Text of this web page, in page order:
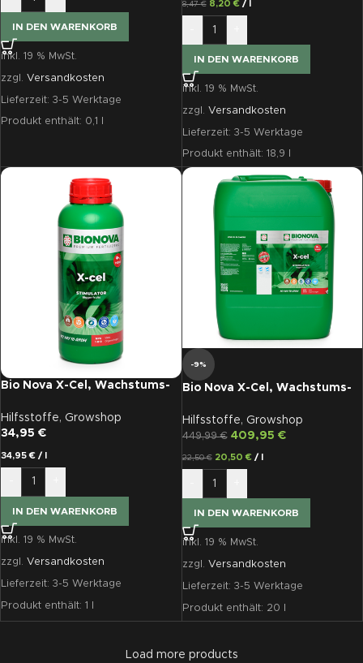
IN DEN WARENKORB
inkl. 19 % MwSt.
zzgl. Versandkosten
Lieferzeit: 3-5 Werktage
Produkt enthält: 0,1
8,47€ 8,20€/
IN DEN WARENKORB
inkl. 19 % MwSt.
zzgl. Versandkosten
Lieferzeit: 3-5 Werktage
Produkt enthält: 18,9
Bio Nova X-Cel, Wachstums-
Hilfsstoffe, Growshop
34,95 €
34,95€ /
IN DEN WARENKORB
inkl. 19 % MwSt.
zzgl. Versandkosten
Lieferzeit: 3-5 Werktage
Produkt enthält: 1
-9%
Bio Nova X-Cel, Wachstums-
Hilfsstoffe, Growshop
449,99€ 409,95 €
22,50€ 20,50€/
IN DEN WARENKORB
inkl. 19 % MwSt.
zzgl. Versandkosten
Lieferzeit: 3-5 Werktage
Produkt enthält: 20
Load more products